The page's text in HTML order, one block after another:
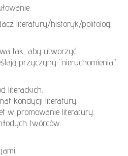
literatury/historyk/politolog.
tak, aby utworzyć
przyczyny “nieruchomienia”
literackich.
kondycji literatury.
w promowanie literatury.
twórców.